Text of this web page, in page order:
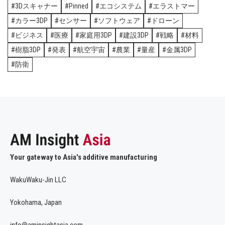
3Dスキャナー Pinned エコシステム
エラストマー
カラー3DP
センサー ソフトウェア
ドローン
ビジネス
医療 家庭用3DP 建設3DP 戦略
材料
樹脂3DP
発表 航空宇宙 農業 量産
金属3DP
防衛
Your gateway to Asia's additive manufacturing
WakuWaku-Jin LLC
Yokohama, Japan